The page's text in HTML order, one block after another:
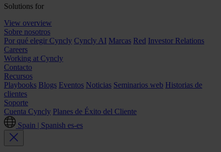
Solutions for
View overview
Sobre nosotros
Por qué elegir Cyncly Cyncly AI Marcas Red Investor Relations
Careers
Working at Cyncly
Contacto
Recursos
Playbooks Blogs Eventos Noticias Seminarios web Historias de
clientes
Soporte
Cuenta Cyncly Planes de Éxito del Cliente
Spain | Spanish es-es